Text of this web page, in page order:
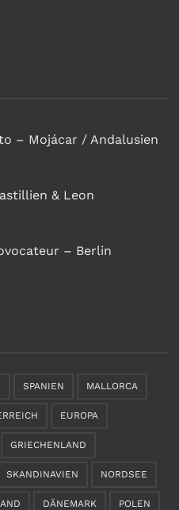
– Mojácar / Andalusien
& Leon
– Berlin
SPANIEN MALLORCA
EUROPA
GRIECHENLAND
SKANDINAVIEN NORDSEE
DÄNEMARK POLEN